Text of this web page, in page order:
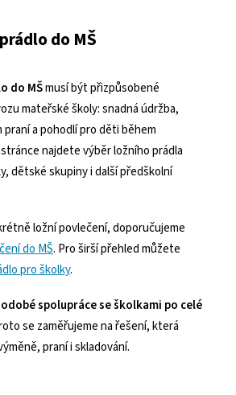
c
í
v
k
y
v
ý
p
i
n
í
do MŠ
do MŠmusí být přizpůsobené
mateřské školy: snadná údržba,
a pohodlí pro děti během
najdete výběr ložního prádla
dětské skupiny i další předškolní
ložní povlečení, doporučujeme
do MŠ. Pro širší přehled můžete
pro školky.
spolupráce se školkami po celé
se zaměřujeme na řešení, která
praní i skladování.